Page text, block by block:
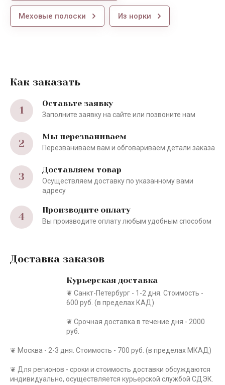
Меховые полоски Из норки
Как заказать
1
Оставьте заявку
Заполните заявку на сайте или позвоните нам
2
Мы перезваниваем
Перезваниваем вам и обговариваем детали заказа
3
Доставляем товар
Осуществляем доставку по указанному вами
адресу
4
Производите оплату
Вы производите оплату любым удобным способом
Доставка заказов
Курьерская доставка
❦ Санкт-Петербург - 1-2 дня. Стоимость -
600 руб. (в пределах КАД)
❦ Срочная доставка в течение дня - 2000
руб.
❦ Москва - 2-3 дня. Стоимость - 700 руб. (в пределах МКАД)
❦ Для регионов - сроки и стоимость доставки обсуждаются
индивидуально, осуществляется курьерской службой СДЭК.